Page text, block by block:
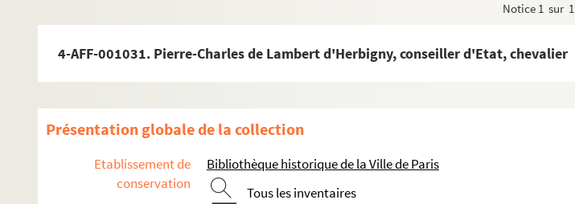
Notice 1 sur 1
4-AFF-001031. Pierre-Charles de Lambert d'Herbigny, conseiller d'Etat, chevalier
Présentation globale de la collection
Etablissement de
conservation
Bibliothèque historique de la Ville de Paris
Tous les inventaires
Actes royaux